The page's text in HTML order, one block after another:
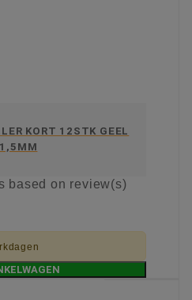
KORT 12STK GEEL
based on review(s)